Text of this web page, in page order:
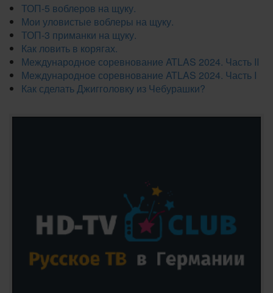
ТОП-5 воблеров на щуку.
Мои уловистые воблеры на щуку.
ТОП-3 приманки на щуку.
Как ловить в корягах.
Международное соревнование ATLAS 2024. Часть II
Международное соревнование ATLAS 2024. Часть I
Как сделать Джигголовку из Чебурашки?